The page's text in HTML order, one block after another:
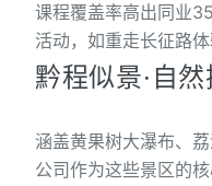
课程覆盖率高出同业
活动，如重走长征路
黔程似景·自
涵盖黄果树大瀑布、
公司作为这些景区的